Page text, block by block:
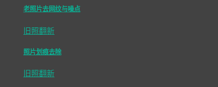
老照片去网纹与噪点
旧照翻新
照片划痕去除
旧照翻新